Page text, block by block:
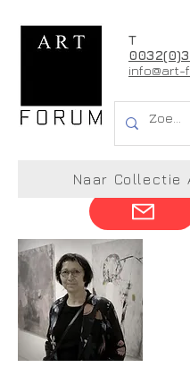
T
info@art-
Chris Meulemans
Naar Collectie